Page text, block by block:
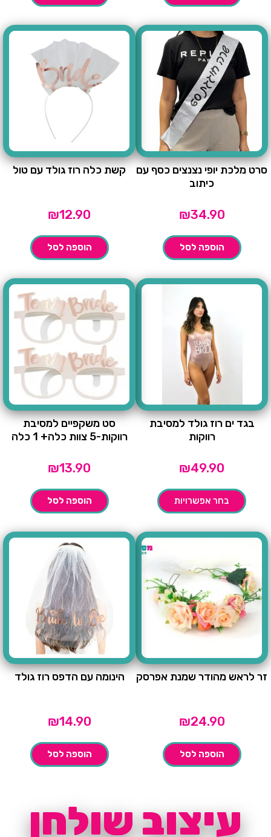
סרט מלכת יופי נצנצים כסף עם
כיתוב
₪34.90
הוספה לסל
קשת כלה רוז גולד עם טול
₪12.90
הוספה לסל
בגד ים רוז גולד למסיבת
רווקות
₪49.90
בחר אפשרויות
סט משקפיים למסיבת
רווקות-5 צוות כלה+ 1 כלה
₪13.90
הוספה לסל
זר לראש מהודר שמנת אפרסק
₪24.90
הוספה לסל
הינומה עם הדפס רוז גולד
₪14.90
הוספה לסל
עיצוב שולחן